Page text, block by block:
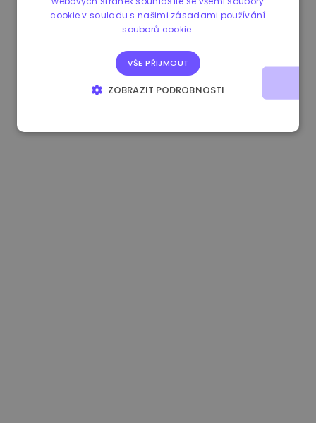
1.170000 € -1.80% 3.2B €
cookie v souladu s našimi zásadami používání
souborů cookie.
VŠE PŘIJMOUT
ZOBRAZIT PODROBNOSTI